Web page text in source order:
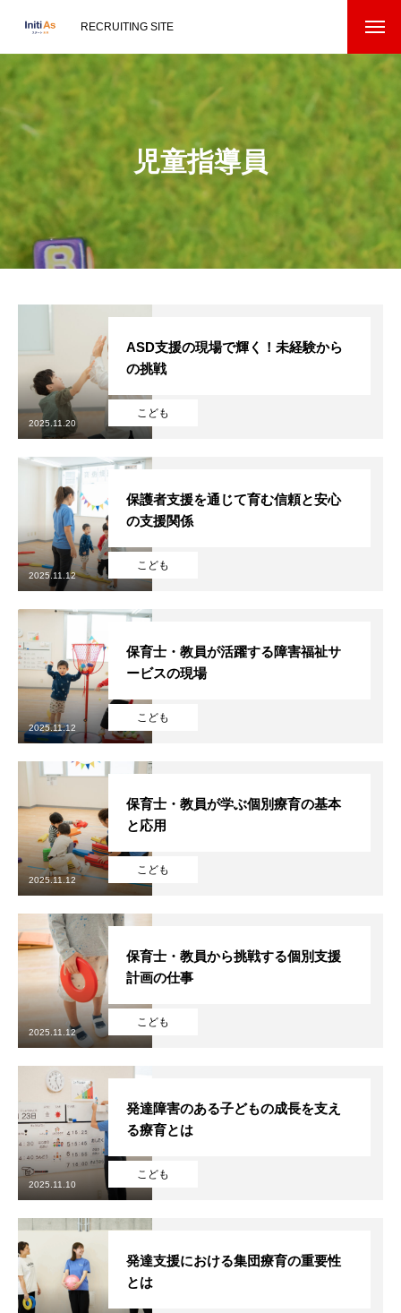
RECRUITING SITE
児童指導員
こども
ASD支援の現場で輝く！未経験から
の挑戦
2025.11.20
こども
保護者支援を通じて育む信頼と安心
の支援関係
2025.11.12
こども
保育士・教員が活躍する障害福祉サ
ービスの現場
2025.11.12
こども
保育士・教員が学ぶ個別療育の基本
と応用
2025.11.12
こども
保育士・教員から挑戦する個別支援
計画の仕事
2025.11.12
こども
発達障害のある子どもの成長を支え
る療育とは
2025.11.10
発達支援における集団療育の重要性
とは